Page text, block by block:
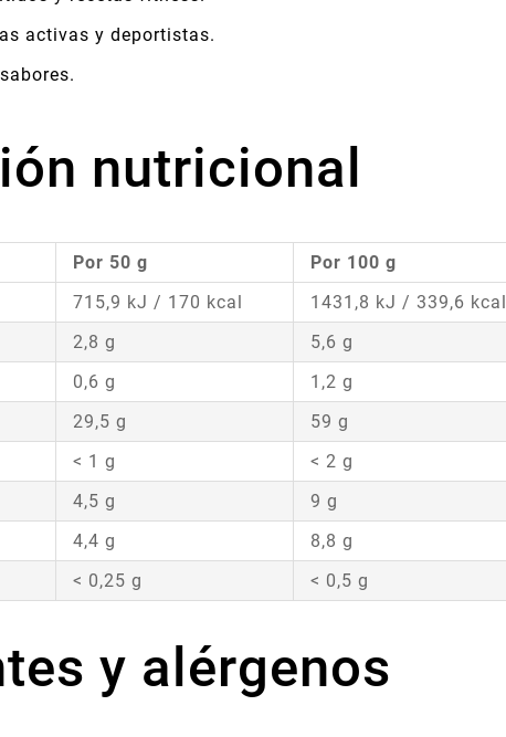
activas y deportistas.
nutricional
Por 50 g
Por 100 g
715,9 kJ / 170 kcal
1431,8 kJ / 339,6 kcal
2,8 g
5,6 g
0,6 g
1,2 g
29,5 g
59 g
< 1 g
< 2 g
4,5 g
9 g
4,4 g
8,8 g
< 0,25 g < 0,5 g
y alérgenos